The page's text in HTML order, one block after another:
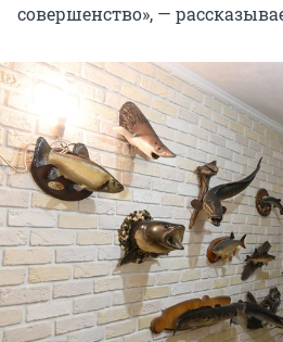
совершенство», —